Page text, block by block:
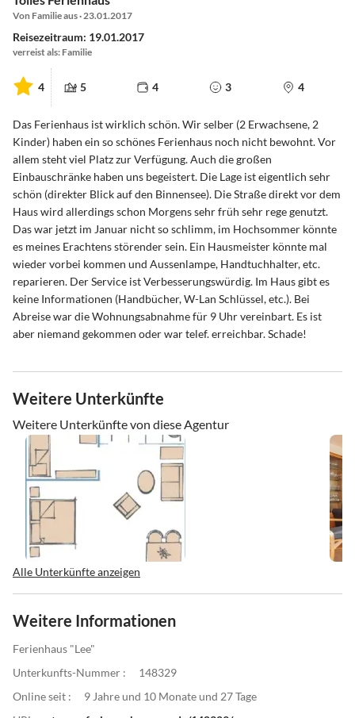
Von Familie aus · 23.01.2017
Reisezeitraum: 19.01.2017
verreist als: Familie
4 5 4 3 4
Das Ferienhaus ist wirklich schön. Wir selber (2 Erwachsene, 2
Kinder) haben ein so schönes Ferienhaus noch nicht bewohnt. Vor
allem steht viel Platz zur Verfügung. Auch die großen
Einbauschränke haben uns begeistert. Die Lage ist eigentlich sehr
schön (direkter Blick auf den Binnensee). Die Straße direkt vor dem
Haus wird allerdings schon Morgens sehr früh sehr rege genutzt.
Das war jetzt im Januar nicht so schlimm, im Hochsommer könnte
es meines Erachtens störender sein. Ein Hausmeister könnte mal
wieder vorbei kommen und Aussenlampe, Handtuchhalter, etc.
reparieren. Der Service ist Verbesserungswürdig. Im Haus gibt es
keine Informationen (Handbücher, W-Lan Schlüssel, etc.). Bei
Abreise war die Wohnungsabnahme für 9 Uhr vereinbart. Es ist
aber niemand gekommen oder war telef. erreichbar. Schade!
Weitere Unterkünfte
Weitere Unterkünfte von diese Agentur
Alle Unterkünfte anzeigen
Weitere Informationen
Ferienhaus "Lee"
Unterkunfts-Nummer :
148329
Online seit :
9 Jahre und 10 Monate und 27 Tage